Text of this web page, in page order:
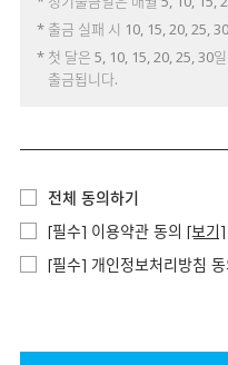
* 출금 실패 시 10, 15, 20, 25,
* 첫 달은 5, 10, 15, 20, 25, 30
출금됩니다.
전체 동의하기
[필수] 이용약관 동의 [보기]
[필수] 개인정보처리방침 동